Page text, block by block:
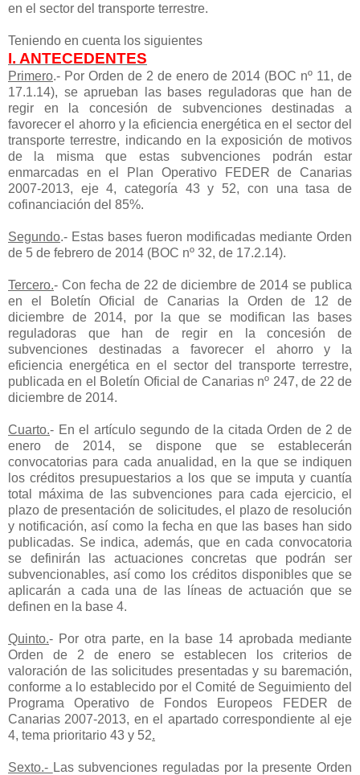
en el sector del transporte terrestre.
Teniendo en cuenta los siguientes
I. ANTECEDENTES
Primero.- Por Orden de 2 de enero de 2014 (BOC nº 11, de
17.1.14), se aprueban las bases reguladoras que han de
regir en la concesión de subvenciones destinadas a
favorecer el ahorro y la eficiencia energética en el sector del
transporte terrestre, indicando en la exposición de motivos
de la misma que estas subvenciones podrán estar
enmarcadas en el Plan Operativo FEDER de Canarias
2007-2013, eje 4, categoría 43 y 52, con una tasa de
cofinanciación del 85%.
Segundo.- Estas bases fueron modificadas mediante Orden
de 5 de febrero de 2014 (BOC nº 32, de 17.2.14).
Tercero.- Con fecha de 22 de diciembre de 2014 se publica
en el Boletín Oficial de Canarias la Orden de 12 de
diciembre de 2014, por la que se modifican las bases
reguladoras que han de regir en la concesión de
subvenciones destinadas a favorecer el ahorro y la
eficiencia energética en el sector del transporte terrestre,
publicada en el Boletín Oficial de Canarias nº 247, de 22 de
diciembre de 2014.
Cuarto.- En el artículo segundo de la citada Orden de 2 de
enero de 2014, se dispone que se establecerán
convocatorias para cada anualidad, en la que se indiquen
los créditos presupuestarios a los que se imputa y cuantía
total máxima de las subvenciones para cada ejercicio, el
plazo de presentación de solicitudes, el plazo de resolución
y notificación, así como la fecha en que las bases han sido
publicadas. Se indica, además, que en cada convocatoria
se definirán las actuaciones concretas que podrán ser
subvencionables, así como los créditos disponibles que se
aplicarán a cada una de las líneas de actuación que se
definen en la base 4.
Quinto.- Por otra parte, en la base 14 aprobada mediante
Orden de 2 de enero se establecen los criterios de
valoración de las solicitudes presentadas y su baremación,
conforme a lo establecido por el Comité de Seguimiento del
Programa Operativo de Fondos Europeos FEDER de
Canarias 2007-2013, en el apartado correspondiente al eje
4, tema prioritario 43 y 52.
Sexto.- Las subvenciones reguladas por la presente Orden